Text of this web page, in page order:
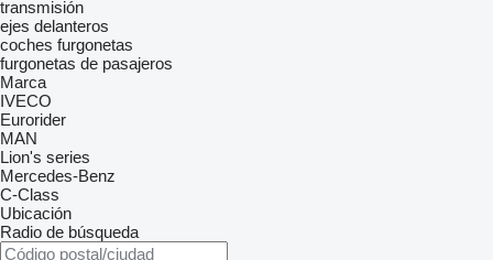
transmisión
ejes delanteros
coches furgonetas
furgonetas de pasajeros
Marca
IVECO
Eurorider
MAN
Lion's series
Mercedes-Benz
C-Class
Ubicación
Radio de búsqueda